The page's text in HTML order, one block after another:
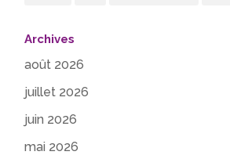
Archives
août 2026
juillet 2026
juin 2026
mai 2026